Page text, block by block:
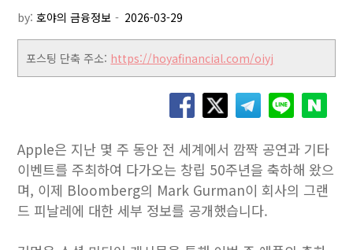
by:호야의 금융정보
포스팅 단축 주소: https://hoyafinancial.com/oiyj
Apple은 지난 몇 주 동안 전 세계에서 깜짝 공연과 기타
이벤트를 주최하여 다가오는 창립 50주년을 축하해 왔으
며, 이제 Bloomberg의 Mark Gurman이 회사의 그랜
드 피날레에 대한 세부 정보를 공개했습니다.